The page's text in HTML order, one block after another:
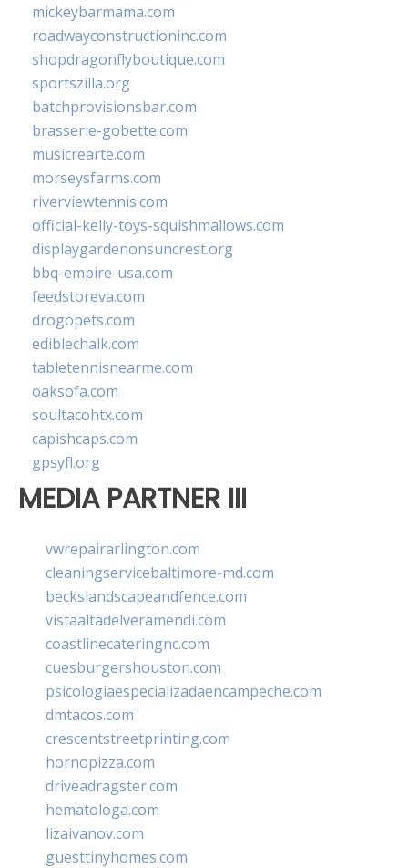
mickeybarmama.com
roadwayconstructioninc.com
shopdragonflyboutique.com
sportszilla.org
batchprovisionsbar.com
brasserie-gobette.com
musicrearte.com
morseysfarms.com
riverviewtennis.com
official-kelly-toys-squishmallows.com
displaygardenonsuncrest.org
bbq-empire-usa.com
feedstoreva.com
drogopets.com
ediblechalk.com
tabletennisnearme.com
oaksofa.com
soultacohtx.com
capishcaps.com
gpsyfl.org
MEDIA PARTNER III
vwrepairarlington.com
cleaningservicebaltimore-md.com
beckslandscapeandfence.com
vistaaltadelveramendi.com
coastlinecateringnc.com
cuesburgershouston.com
psicologiaespecializadaencampeche.com
dmtacos.com
crescentstreetprinting.com
hornopizza.com
driveadragster.com
hematologa.com
lizaivanov.com
guesttinyhomes.com